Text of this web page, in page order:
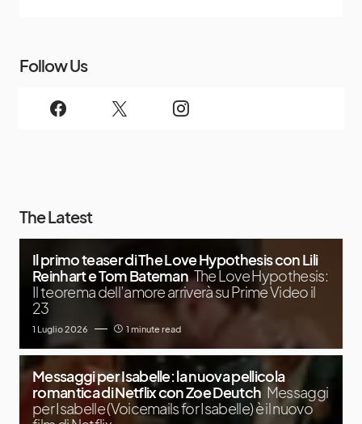
Follow Us
The Latest
Il primo teaser di The Love Hypothesis con Lili
Reinhart e Tom Bateman The Love Hypothesis:
Il teorema dell’amore arriverà su Prime Video il
23
1 Luglio 2026 1 minute read
Messaggi per Isabelle: la nuova pellicola
romantica di Netflix con Zoe Deutch Messaggi
per Isabelle (Voicemails for Isabelle) è il nuovo